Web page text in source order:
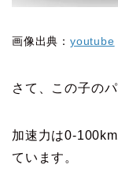
画像出典： youtube
さて、この子の
加速力は0-
ています。